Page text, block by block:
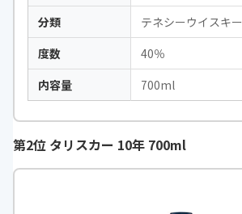
分類
テネシーウイスキー
度数
40％
内容量
700ml
第2位 タリスカー 10年 700ml